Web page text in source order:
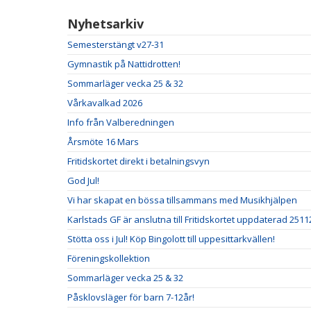
Nyhetsarkiv
Semesterstängt v27-31
Gymnastik på Nattidrotten!
Sommarläger vecka 25 & 32
Vårkavalkad 2026
Info från Valberedningen
Årsmöte 16 Mars
Fritidskortet direkt i betalningsvyn
God Jul!
Vi har skapat en bössa tillsammans med Musikhjälpen
Karlstads GF är anslutna till Fritidskortet uppdaterad
Stötta oss i Jul! Köp Bingolott till uppesittarkvällen!
Föreningskollektion
Sommarläger vecka 25 & 32
Påsklovsläger för barn 7-12år!